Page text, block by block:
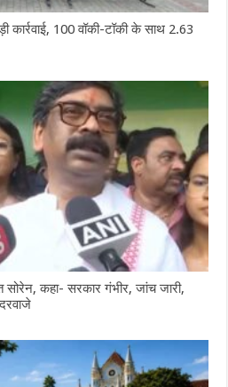
कार्रवाई, 100 वॉकी-टॉकी के साथ 2.63
कहा- सरकार गंभीर, जांच जारी,